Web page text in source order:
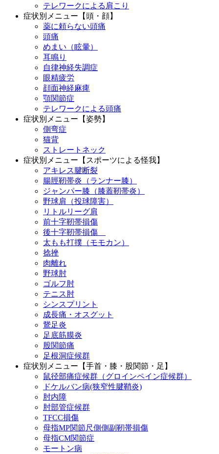
テレワークによる肩こり
症状別メニュー【頭・顔】
薬に頼らない頭痛
頭痛
めまい（眩暈）
耳鳴り
自律神経失調症
眼精疲労
顔面神経麻痺
顎関節症
テレワークによる頭痛
症状別メニュー【姿勢】
側弯症
猫背
ストレートネック
症状別メニュー【スポーツによる怪我】
アキレス腱断裂
腸脛靭帯炎（ランナー膝）
ジャンパー膝（膝蓋靭帯炎）
野球肩（投球障害）
リトルリーグ肩
前十字靭帯損傷
後十字靭帯損傷
太もも打撲（モモカン）
捻挫
肉離れ
野球肘
ゴルフ肘
テニス肘
シンスプリント
成長痛・オスグット
鵞足炎
足底筋膜炎
股関節痛
足根洞症候群
症状別メニュー【手首・膝・股関節・足】
鼠径部痛症候群（グロインペイン症候群）
ドケルバン病(狭窄性腱鞘炎)
肘内障
肘部管症候群
TFCC損傷
母指MP関節尺側側副靭帯損傷
母指CM関節症
モートン病